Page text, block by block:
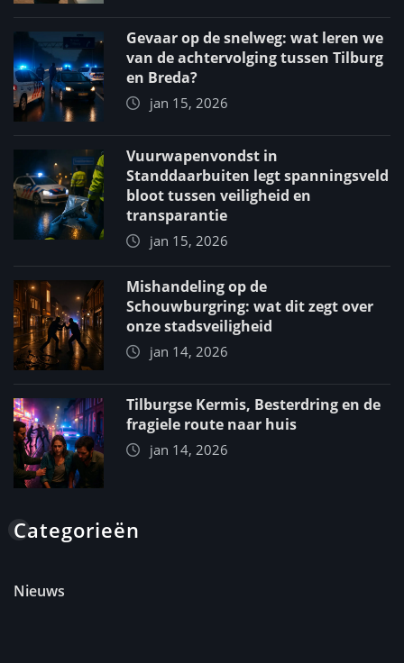
Gevaar op de snelweg: wat leren we
van de achtervolging tussen Tilburg
en Breda?
jan 15, 2026
Vuurwapenvondst in
Standdaarbuiten legt spanningsveld
bloot tussen veiligheid en
transparantie
jan 15, 2026
Mishandeling op de
Schouwburgring: wat dit zegt over
onze stadsveiligheid
jan 14, 2026
Tilburgse Kermis, Besterdring en de
fragiele route naar huis
jan 14, 2026
Categorieën
Nieuws